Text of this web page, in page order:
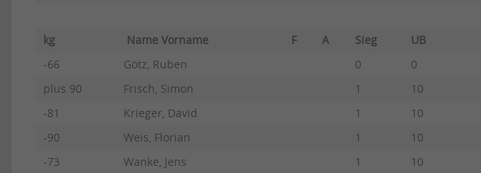
kg Name Vorname F A Sieg UB
-66
Götz, Ruben 0 0
plus 90
Frisch, Simon 1 10
-81
Krieger, David 1 10
-90
Weis, Florian 1 10
-73
Wanke, Jens 1 10